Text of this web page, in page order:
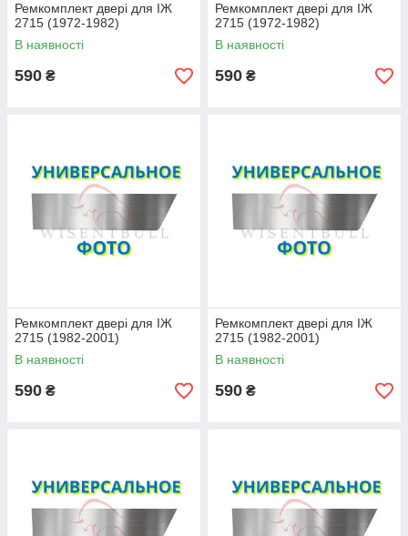
Ремкомплект двері для ІЖ
2715 (1972-1982)
В наявності
590 ₴
Ремкомплект двері для ІЖ
2715 (1972-1982)
В наявності
590 ₴
Ремкомплект двері для ІЖ
2715 (1982-2001)
В наявності
590 ₴
Ремкомплект двері для ІЖ
2715 (1982-2001)
В наявності
590 ₴